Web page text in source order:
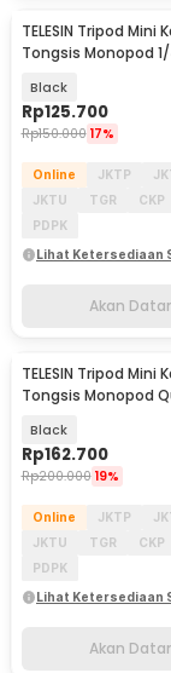
Akan Datang
TELESIN Tripod Mini
Tongsis Monopod
Black
Rp125.700
Rp150.000 17%
Online JKTP
JKTU
TGR CKP
PDPK
Lihat Ketersediaan
Akan
Akan Datang
TELESIN Tripod Mini
Tongsis Monopod
Black
Rp162.700
Rp200.000 19%
Online JKTP
JKTU
TGR CKP
PDPK
Lihat Ketersediaan
Akan